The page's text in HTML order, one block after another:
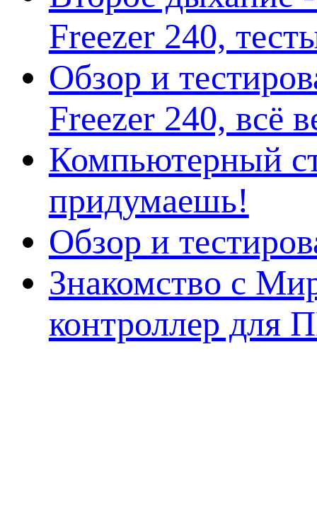
Freezer 240,
Обзор и
Freezer 240, всё
Компьютерный
придумаешь!
Обзор и
Знакомство с
контроллер для